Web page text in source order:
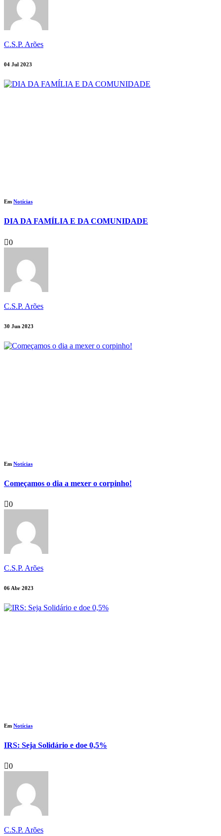
C.S.P. Arões
04 Jul 2023
Em Notícias
DIA DA FAMÍLIA E DA COMUNIDADE
0
C.S.P. Arões
30 Jun 2023
Em Notícias
Começamos o dia a mexer o corpinho!
0
C.S.P. Arões
06 Abr 2023
Em Notícias
IRS: Seja Solidário e doe 0,5%
0
C.S.P. Arões